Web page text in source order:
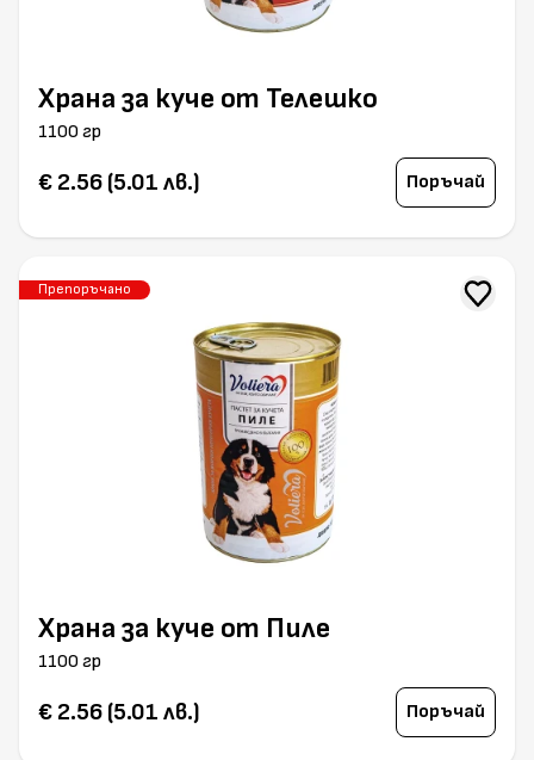
Храна за куче от Телешко
1100 гр
€ 2.56 (5.01 лв.) Поръчай
Храна за куче от Пиле
1100 гр
Препоръчано
€ 2.56 (5.01 лв.) Поръчай